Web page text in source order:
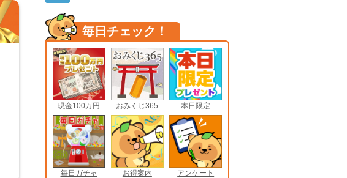
毎日チェック！
現金100万円 おみくじ365 本日限定
毎日ガチャ お得案内 アンケート